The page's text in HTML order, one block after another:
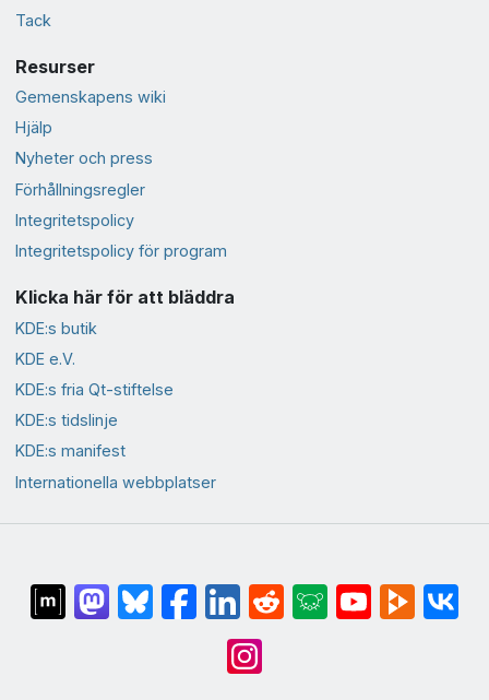
Tack
Resurser
Gemenskapens wiki
Hjälp
Nyheter och press
Förhållningsregler
Integritetspolicy
Integritetspolicy för program
Klicka här för att bläddra
KDE:s butik
KDE e.V.
KDE:s fria Qt-stiftelse
KDE:s tidslinje
KDE:s manifest
Internationella webbplatser